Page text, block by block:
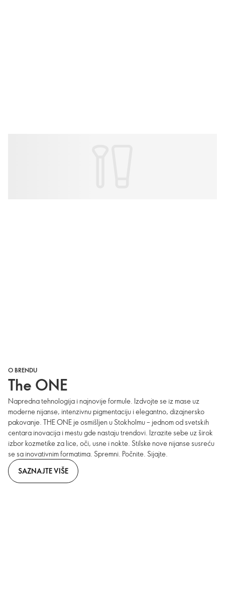
O BRENDU
The ONE
Napredna tehnologija i najnovije formule. Izdvojte se iz mase uz
moderne nijanse, intenzivnu pigmentaciju i elegantno, dizajnersko
pakovanje. THE ONE je osmišljen u Stokholmu – jednom od svetskih
centara inovacija i mestu gde nastaju trendovi. Izrazite sebe uz širok
izbor kozmetike za lice, oči, usne i nokte. Stilske nove nijanse susreću
se sa inovativnim formatima. Spremni. Počnite. Sijajte.
SAZNAJTE VIŠE